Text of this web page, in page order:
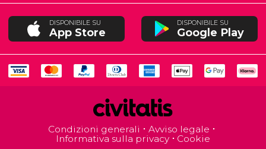
DISPONIBILE SU
App Store
DISPONIBILE SU
Google Play
Condizioni generali
Avviso legale
Informativa sulla privacy
Cookie